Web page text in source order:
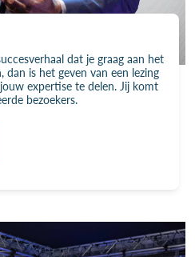
dat je graag aan het
is het geven van een lezing
expertise te delen. Jij komt
bezoekers.